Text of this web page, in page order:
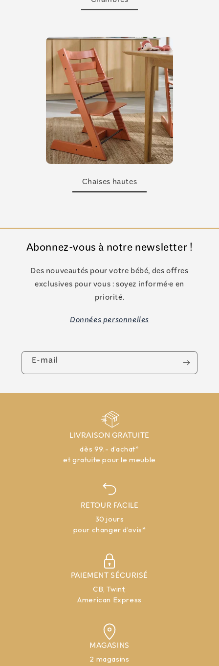
Chaises hautes
Abonnez-vous à notre newsletter !
Des nouveautés pour votre bébé, des offres
exclusives pour vous : soyez informé·e en
priorité.
Données personnelles
E-mail
LIVRAISON GRATUITE
dès 99.- d’achat*
et gratuite pour le meuble
RETOUR FACILE
30 jours
pour changer d’avis*
PAIEMENT SÉCURISÉ
CB, Twint,
American Express
MAGASINS
2 magasins